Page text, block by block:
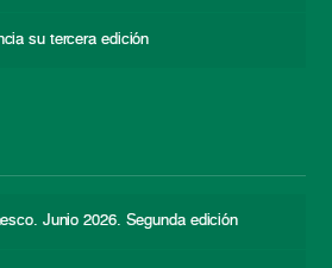
su tercera edición
Junio 2026. Segunda edición